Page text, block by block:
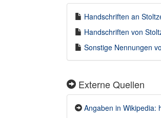
Handschriften an
Handschriften von
Sonstige Nennungen
Externe Quellen
Angaben in Wikipedia: